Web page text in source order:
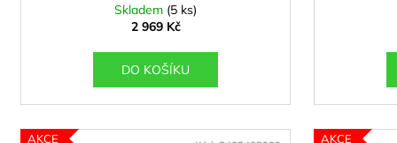
Skladem (5 ks)
2 969 Kč
DO KOŠÍKU
AKCE AKCE